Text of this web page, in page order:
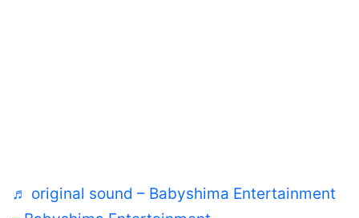
♬ original sound – Babyshima Entertainment